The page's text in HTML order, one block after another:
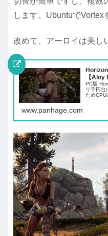
します。UbuntuでVortex
改めて、アーロイは美し
【Aloy
PC版
リ千円台
ためCPU
www.panhage.com